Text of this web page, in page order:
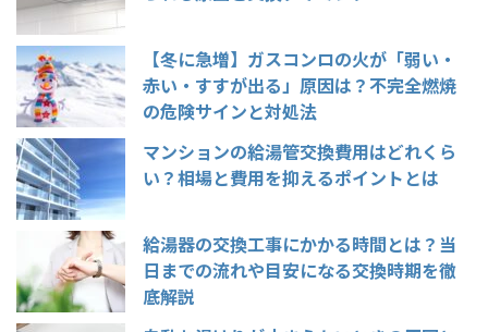
【冬に急増】ガスコンロの火が「弱い・
赤い・すすが出る」原因は？不完全燃焼
の危険サインと対処法
マンションの給湯管交換費用はどれくら
い？相場と費用を抑えるポイントとは
給湯器の交換工事にかかる時間とは？当
日までの流れや目安になる交換時期を徹
底解説